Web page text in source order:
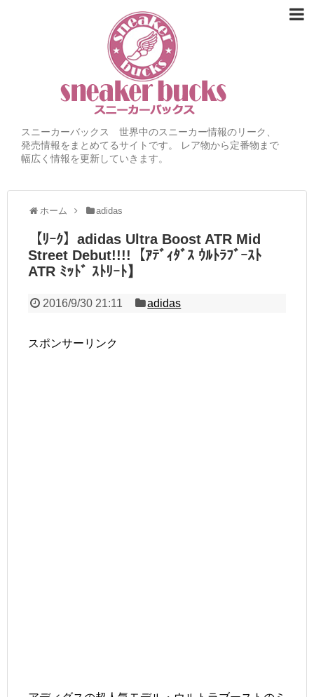
スニーカーバックス 世界中のスニーカー情報のリーク、
発売情報をまとめてるサイトです。 レア物から定番物まで
幅広く情報を更新していきます。
ホーム adidas
【ﾘｰｸ】adidas Ultra Boost ATR Mid
Street Debut!!!!【ｱﾃﾞｨﾀﾞｽ ｳﾙﾄﾗﾌﾞｰｽﾄ
ATR ﾐｯﾄﾞ ｽﾄﾘｰﾄ】
2016/9/30 21:11 adidas
スポンサーリンク